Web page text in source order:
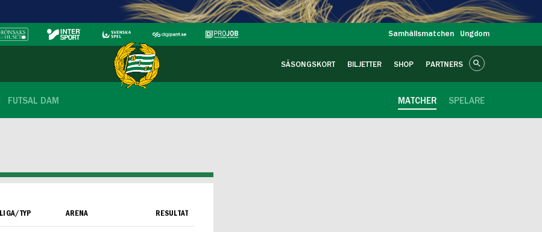
Samhällsmatchen Ungdom
SÄSONGSKORT BILJETTER SHOP PARTNERS
FUTSAL DAM SPELARE
MATCHER
LIGA/TYP ARENA RESULTAT